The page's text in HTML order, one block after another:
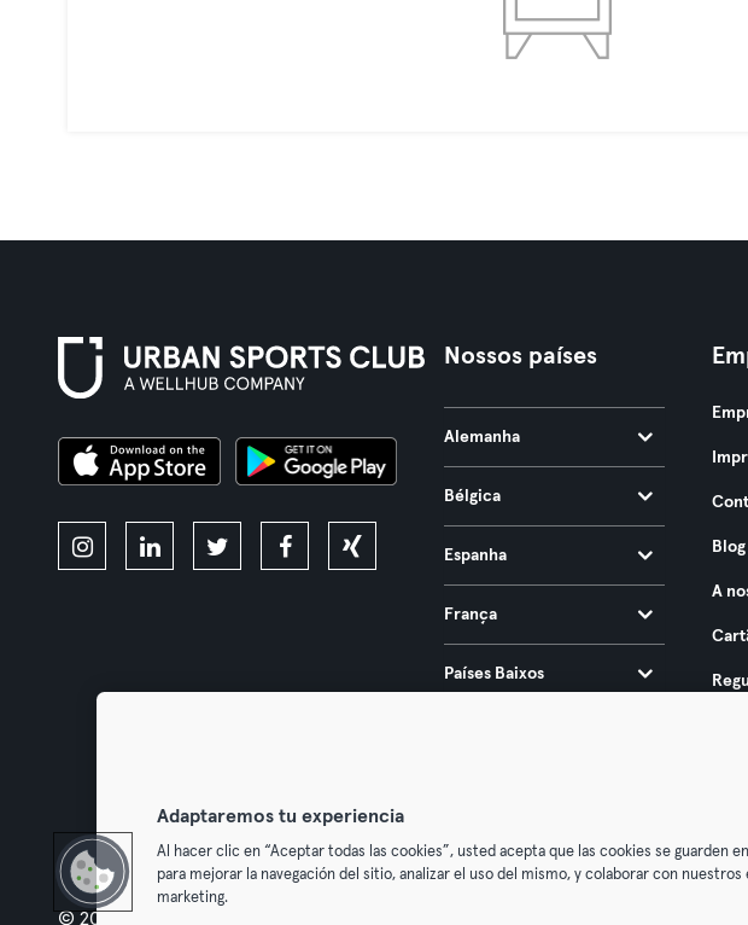
Nossos países
Alemanha
Bélgica
Espanha
França
Países Baixos
Blog
A
© 2026 Urban Sports Group GmbH. All rights reserved.
Adaptaremos tu experiencia
Al hacer clic en “Aceptar todas las cookies”, usted acepta que las cookies se guarden
para mejorar la navegación del sitio, analizar el uso del mismo, y colaborar con nuestros
marketing.